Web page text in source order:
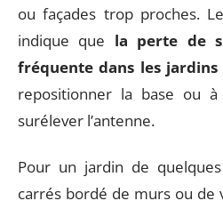
ou façades trop proches.
indique que la perte de
fréquente dans les jardins
repositionner la base ou
surélever l’antenne.
Pour un jardin de
carrés bordé de murs ou de